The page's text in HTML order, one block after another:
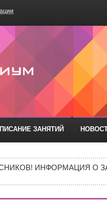
№75»
ЗАНЯТИЙ
ВСЁ ЧАЩЕ ВЫБИРАЮТ
ИНФОРМАЦИЯ О
ДЕТЕЙ В ПЕРВЫЙ КЛАСС